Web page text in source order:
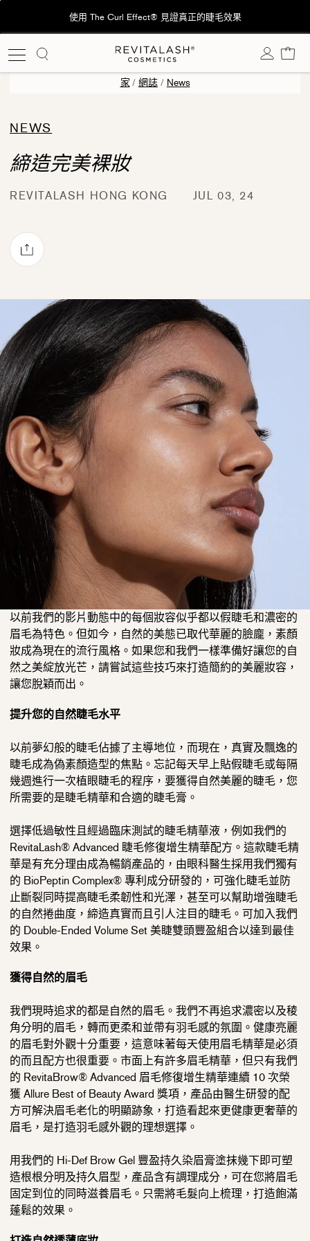
容
見證真正的睫毛效果 🚚香港：訂單滿港幣$600
購
家 / 網誌 / News
NEWS
締造完美裸妝
REVITALASH HONG KONG JUL 03, 24
上發佈 Pin 貼文
上發佈 Twitter 貼文
透過電子郵件分享
以前我們的影片動態中的每個妝容似乎都以假睫毛和濃密的
眉毛為特色。但如今，自然的美態已取代華麗的臉龐，素顏
妝成為現在的流行風格。如果您和我們一樣準備好讓您的自
然之美綻放光芒，請嘗試這些技巧來打造簡約的美麗妝容，
讓您脫穎而出。
提升您的自然睫毛水平
以前夢幻般的睫毛佔據了主導地位，而現在，真實及飄逸的
睫毛成為偽素顏造型的焦點。忘記每天早上貼假睫毛或每隔
幾週進行一次植眼睫毛的程序，要獲得自然美麗的睫毛，您
所需要的是睫毛精華和合適的睫毛膏。
選擇低過敏性且經過臨床測試的睫毛精華液，例如我們的
RevitaLash® Advanced 睫毛修復增生精華配方。這款睫毛精
華是有充分理由成為暢銷產品的，由眼科醫生採用我們獨有
的 BioPeptin Complex® 專利成分研發的，可強化睫毛並防
止斷裂同時提高睫毛柔韌性和光澤，甚至可以幫助增強睫毛
的自然捲曲度，締造真實而且引人注目的睫毛。可加入我們
的 Double-Ended Volume Set 美睫雙頭豐盈組合以達到最佳
效果。
獲得自然的眉毛
我們現時追求的都是自然的眉毛。我們不再追求濃密以及稜
角分明的眉毛，轉而更柔和並帶有羽毛感的氛圍。健康亮麗
的眉毛對外觀十分重要，這意味著每天使用眉毛精華是必須
的而且配方也很重要。市面上有許多眉毛精華，但只有我們
的 RevitaBrow® Advanced 眉毛修復增生精華連續 10 次榮
獲 Allure Best of Beauty Award 獎項，產品由醫生研發的配
方可解決眉毛老化的明顯跡象，打造看起來更健康更奢華的
眉毛，是打造羽毛感外觀的理想選擇。
用我們的 Hi-Def Brow Gel 豐盈持久染眉膏塗抹幾下即可塑
造根根分明及持久眉型，產品含有調理成分，可在您將眉毛
固定到位的同時滋養眉毛。只需將毛髮向上梳理，打造飽滿
蓬鬆的效果。